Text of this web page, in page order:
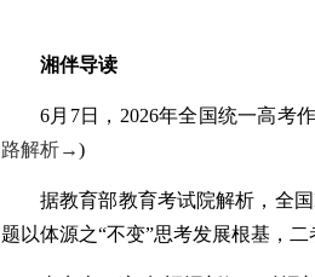
湘伴导读
6月7日，2026年全国统一高考
路解析→)
据教育部教育考试院解析，全
题以体源之“不变”思考发展根基，二